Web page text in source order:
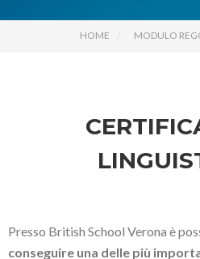
HOME MODULO
Presso British School Verona è
conseguire una delle più